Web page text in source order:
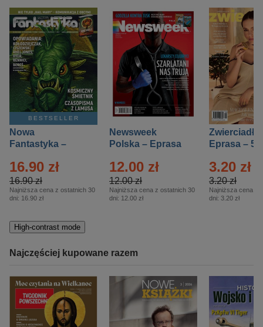
BESTSELLER
Nowa
Fantastyka –
16.90 zł
16.90 zł
Najniższa cena z ostatnich 30
dni: 16.90 zł
Newsweek
Polska – Eprasa
12.00 zł
12.00 zł
Najniższa cena z ostatnich 30
dni: 12.00 zł
Zwierciadło
Eprasa – 5/
3.20 zł
3.20 zł
Najniższa cena z
dni: 3.20 zł
High-contrast mode
Najczęściej kupowane razem